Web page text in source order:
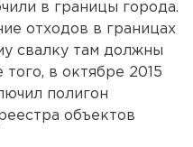
в границы города.
отходов в границах
свалку там должны
в октябре 2015
полигон
объектов